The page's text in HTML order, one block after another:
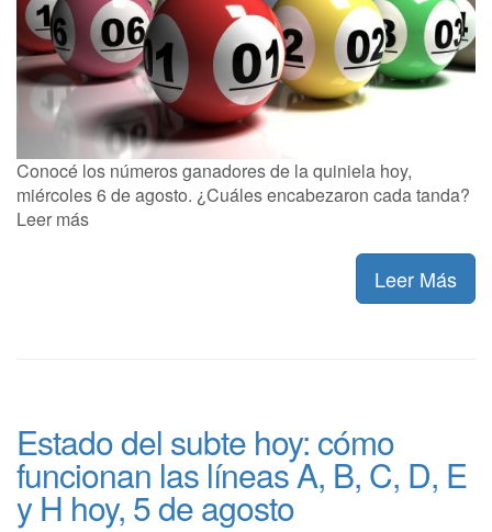
Conocé los números ganadores de la quiniela hoy,
miércoles 6 de agosto. ¿Cuáles encabezaron cada tanda?
Leer más
Leer Más
Estado del subte hoy: cómo
funcionan las líneas A, B, C, D, E
y H hoy, 5 de agosto